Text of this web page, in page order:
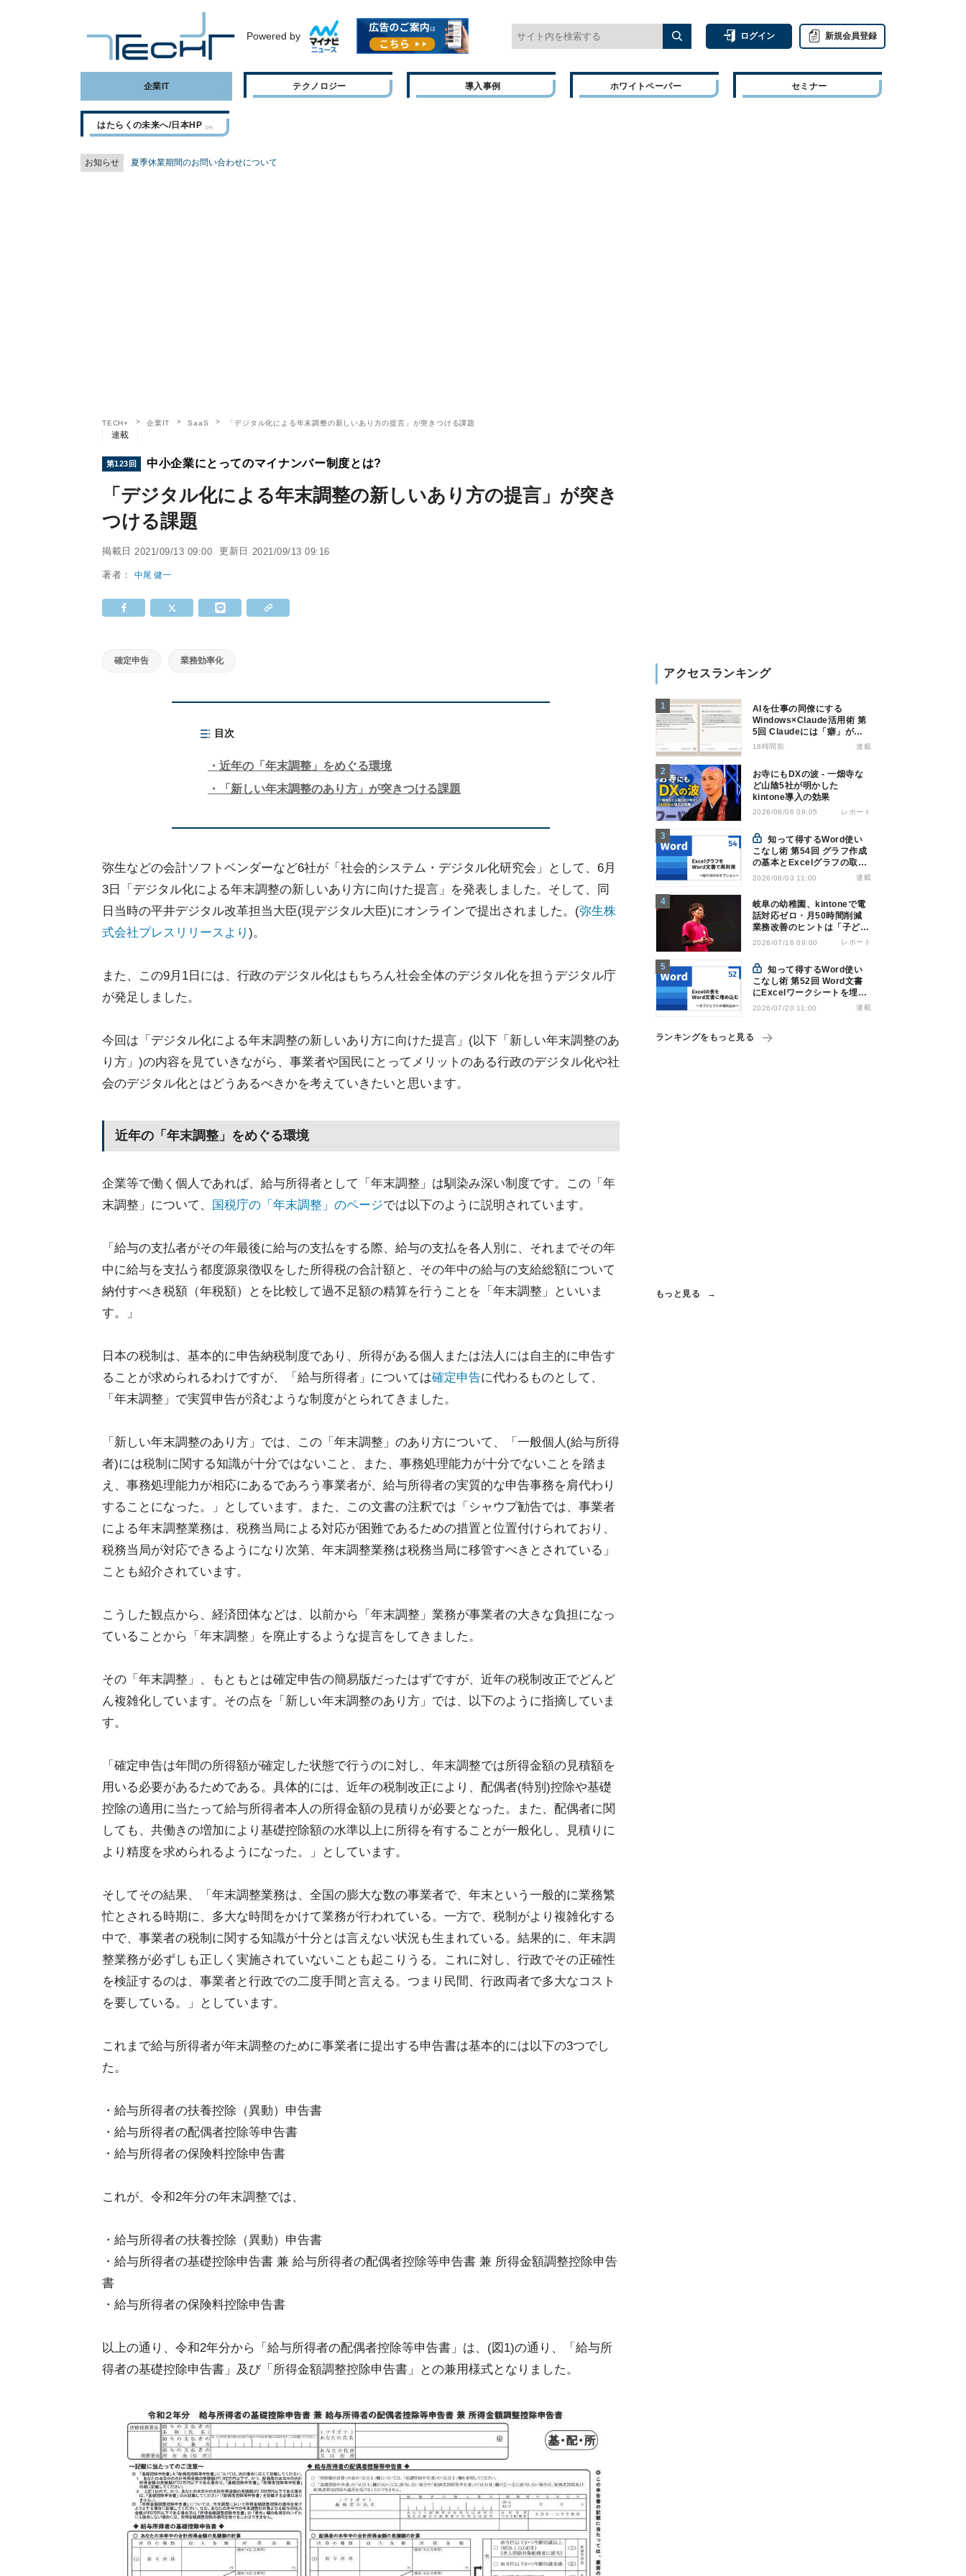
Powered by ログイン 新規会員登録
企業IT テクノロジー 導入事例 ホワイトペーパー セミナー
はたらくの未来へ/日本HP
お知らせ 夏季休業期間のお問い合わせについて
TECH+ 企業IT SaaS 「デジタル化による年末調整の新しいあり方の提言」が突きつける課題
連載
第123回 中小企業にとってのマイナンバー制度とは?
「デジタル化による年末調整の新しいあり方の提言」が突き
つける課題
掲載日 2021/09/13 09:00 更新日 2021/09/13 09:16
著者：中尾 健一
確定申告 業務効率化
目次
近年の「年末調整」をめぐる環境
「新しい年末調整のあり方」が突きつける課題
弥生などの会計ソフトベンダーなど6社が「社会的システム・デジタル化研究会」として、6月
3日「デジタル化による年末調整の新しいあり方に向けた提言」を発表しました。そして、同
日当時の平井デジタル改革担当大臣(現デジタル大臣)にオンラインで提出されました。(弥生株
式会社プレスリリースより )。
また、この9月1日には、行政のデジタル化はもちろん社会全体のデジタル化を担うデジタル庁
が発足しました。
今回は「デジタル化による年末調整の新しいあり方に向けた提言」(以下「新しい年末調整のあ
り方」)の内容を見ていきながら、事業者や国民にとってメリットのある行政のデジタル化や社
会のデジタル化とはどうあるべきかを考えていきたいと思います。
近年の「年末調整」をめぐる環境
企業等で働く個人であれば、給与所得者として「年末調整」は馴染み深い制度です。この「年
末調整」について、
国税庁の「年末調整」のページでは以下のように説明されています。
「給与の支払者がその年最後に給与の支払をする際、給与の支払を各人別に、それまでその年
中に給与を支払う都度源泉徴収をした所得税の合計額と、その年中の給与の支給総額について
納付すべき税額（年税額）とを比較して過不足額の精算を行うことを「年末調整」といいま
す。」
日本の税制は、基本的に申告納税制度であり、所得がある個人または法人には自主的に申告す
ることが求められるわけですが、「給与所得者」については確定申告に代わるものとして、
「年末調整」で実質申告が済むような制度がとられてきました。
「新しい年末調整のあり方」では、この「年末調整」のあり方について、「一般個人(給与所得
者)には税制に関する知識が十分ではないこと、また、事務処理能力が十分でないことを踏ま
え、事務処理能力が相応にあるであろう事業者が、給与所得者の実質的な申告事務を肩代わり
することになった。」としています。また、この文書の注釈では「シャウプ勧告では、事業者
による年末調整業務は、税務当局による対応が困難であるための措置と位置付けられており、
税務当局が対応できるようになり次第、年末調整業務は税務当局に移管すべきとされている」
ことも紹介されています。
こうした観点から、経済団体などは、以前から「年末調整」業務が事業者の大きな負担になっ
ていることから「年末調整」を廃止するような提言をしてきました。
その「年末調整」、もともとは確定申告の簡易版だったはずですが、近年の税制改正でどんど
ん複雑化しています。その点を「新しい年末調整のあり方」では、以下のように指摘していま
す。
「確定申告は年間の所得額が確定した状態で行うのに対し、年末調整では所得金額の見積額を
用いる必要があるためである。具体的には、近年の税制改正により、配偶者(特別)控除や基礎
控除の適用に当たって給与所得者本人の所得金額の見積りが必要となった。また、配偶者に関
しても、共働きの増加により基礎控除額の水準以上に所得を有することが一般化し、見積りに
より精度を求められるようになった。」としています。
そしてその結果、「年末調整業務は、全国の膨大な数の事業者で、年末という一般的に業務繁
忙とされる時期に、多大な時間をかけて業務が行われている。一方で、税制がより複雑化する
中で、事業者の税制に関する知識が十分とは言えない状況も生まれている。結果的に、年末調
整業務が必ずしも正しく実施されていないことも起こりうる。これに対し、行政でその正確性
を検証するのは、事業者と行政での二度手間と言える。つまり民間、行政両者で多大なコスト
を要している。」としています。
これまで給与所得者が年末調整のために事業者に提出する申告書は基本的には以下の3つでし
た。
・給与所得者の扶養控除（異動）申告書
・給与所得者の配偶者控除等申告書
・給与所得者の保険料控除申告書
これが、令和2年分の年末調整では、
・給与所得者の扶養控除（異動）申告書
・給与所得者の基礎控除申告書 兼 給与所得者の配偶者控除等申告書 兼 所得金額調整控除申告
書
・給与所得者の保険料控除申告書
以上の通り、令和2年分から「給与所得者の配偶者控除等申告書」は、(図1)の通り、「給与所
得者の基礎控除申告書」及び「所得金額調整控除申告書」との兼用様式となりました。
アクセスランキング
AIを仕事の同僚にする
Windows×Claude活用術 第
5回 Claudeには「癖」があ
る――戸惑いやすい7つの仕
18時間前 連載
お寺にもDXの波 - 一畑寺な
ど山陰5社が明かした
kintone導入の効果
2026/08/06 09:05 レポート
知って得するWord使い
こなし術 第54回 グラフ作成
の基本とExcelグラフの取り
込み方法
2026/08/03 11:00 連載
岐阜の幼稚園、kintoneで電
話対応ゼロ・月50時間削減
業務改善のヒントは「子ども
の遊び」
2026/07/16 09:00 レポート
知って得するWord使い
こなし術 第52回 Word文書
にExcelワークシートを埋め
込んで表を作る
2026/07/20 11:00 連載
ランキングをもっと見る
もっと見る